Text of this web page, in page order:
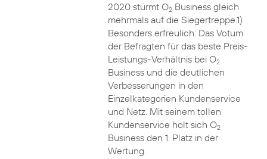
2020 stürmt O2Business gleich
mehrmals auf die Siegertreppe.1)
Besonders erfreulich: Das Votum
der Befragten für das beste Preis-
Leistungs-Verhältnis bei O2
Business und die deutlichen
Verbesserungen in den
Einzelkategorien Kundenservice
und Netz. Mit seinem tollen
Kundenservice holt sich O2
Business den 1. Platz in der
Wertung.